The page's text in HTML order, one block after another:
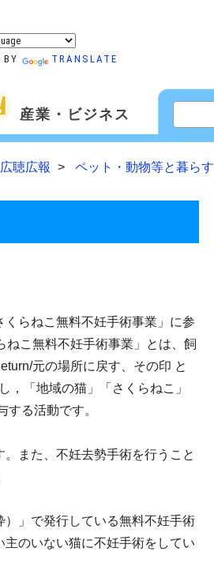
BY TRANSLATE
産業・ビジネス
広聴広報 ペット・動物等と暮らす
らねこ無料不妊手術事業」に参
ねこ無料不妊手術事業」とは、飼
元の場所に戻す、その印 と
，「地域の猫」「さくらねこ」
る活動です。
また、不妊去勢手術を行うこと
」で発行している無料不妊手術
のいない猫に不妊手術をしてい